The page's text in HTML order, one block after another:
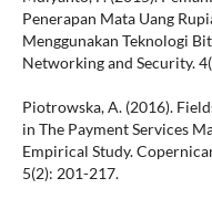
Penerapan Mata Uang
Menggunakan Teknologi
Networking and Security.
Piotrowska, A. (2016).
in The Payment Services
Empirical Study.
5(2): 201-217.